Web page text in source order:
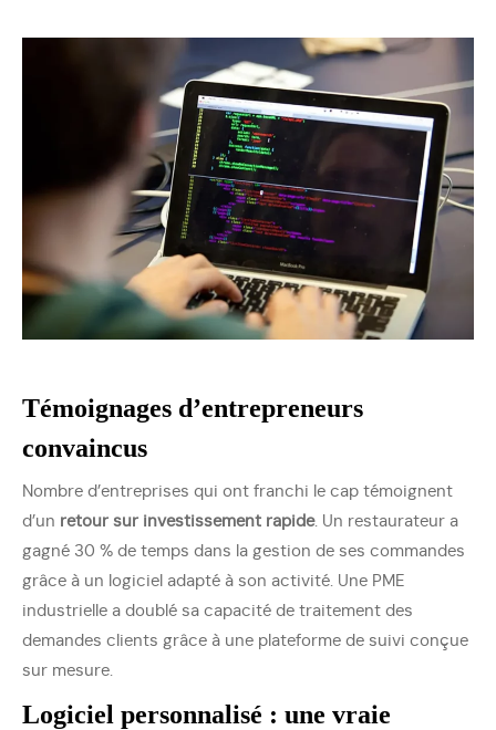
Témoignages d’entrepreneurs
convaincus
Nombre d’entreprises qui ont franchi le cap témoignent
d’un retour sur investissement rapide. Un restaurateur a
gagné 30 % de temps dans la gestion de ses commandes
grâce à un logiciel adapté à son activité. Une PME
industrielle a doublé sa capacité de traitement des
demandes clients grâce à une plateforme de suivi conçue
sur mesure.
Logiciel personnalisé : une vraie